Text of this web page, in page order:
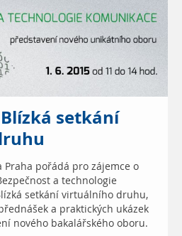
setkání
pořádá pro zájemce o
a technologie
setkání virtuálního druhu,
a praktických ukázek
nového bakalářského oboru.